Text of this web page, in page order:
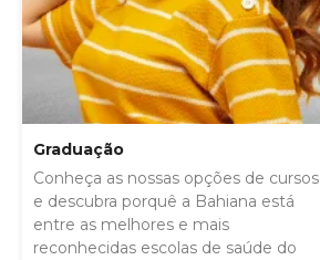
Graduação
Conheça as nossas opções de cursos
e descubra porquê a Bahiana está
entre as melhores e mais
reconhecidas escolas de saúde do